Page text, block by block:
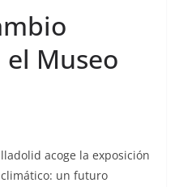
Museo
acoge la exposición
climático: un futuro